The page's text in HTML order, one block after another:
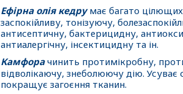
Ефірна олія кедрумає багато цілющих
заспокійливу, тонізуючу,
антисептичну, бактерицидну,
антиалергічну, інсектицидну та ін.
Камфора чинить протимікробну,
відволікаючу, знеболюючу дію. Усуває
покращує загоєння тканин.